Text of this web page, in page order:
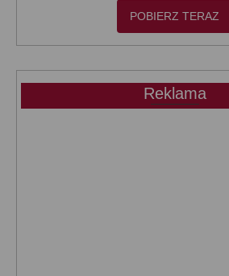
POBIERZ TERAZ
Reklama